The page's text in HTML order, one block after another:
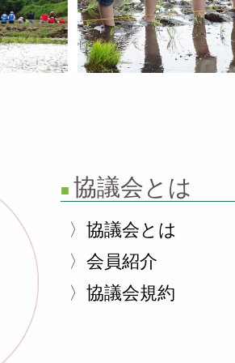
協議会とは
協議会とは
会員紹介
協議会規約